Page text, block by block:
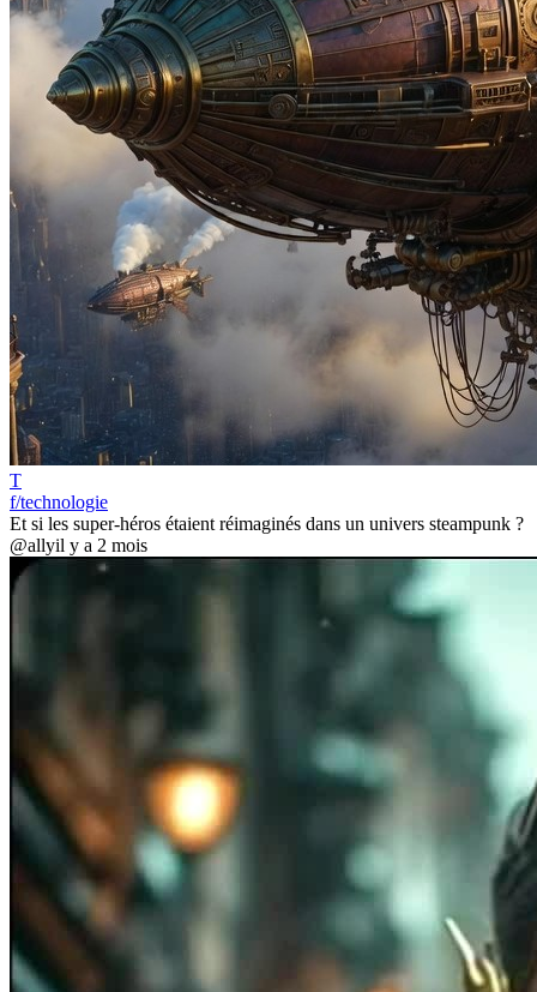
T
f/technologie
Et si les super-héros étaient réimaginés dans un univers steampunk ?
@allyil y a 2 mois